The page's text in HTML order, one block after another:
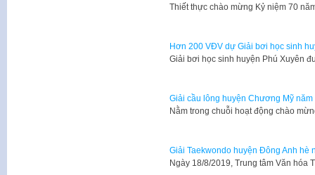
Thiết thực chào mừng Kỷ niệm 70
Hơn 200 VĐV dự Giải bơi học sinh
Giải bơi học sinh huyện Phú Xuyên
Giải cầu lông huyện Chương Mỹ năm
Nằm trong chuỗi hoạt động chào
Giải Taekwondo huyện Đông Anh hè
Ngày 18/8/2019, Trung tâm Văn hóa